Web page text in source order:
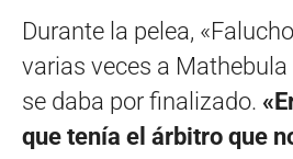
Durante la pelea,
varias veces a
se daba por finalizado.
que tenía el árbitro que